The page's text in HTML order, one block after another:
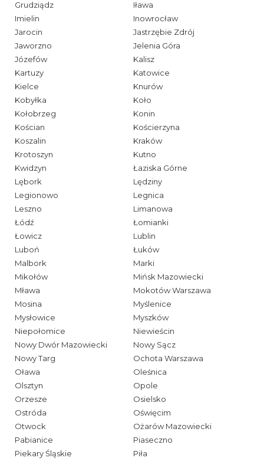
Grudziądz
Iława
Imielin
Inowrocław
Jarocin
Jastrzębie Zdrój
Jaworzno
Jelenia Góra
Józefów
Kalisz
Kartuzy
Katowice
Kielce
Knurów
Kobyłka
Koło
Kołobrzeg
Konin
Kościan
Kościerzyna
Koszalin
Kraków
Krotoszyn
Kutno
Kwidzyn
Łaziska Górne
Lębork
Lędziny
Legionowo
Legnica
Leszno
Limanowa
Łódź
Łomianki
Łowicz
Lublin
Luboń
Łuków
Malbork
Marki
Mikołów
Mińsk Mazowiecki
Mława
Mokotów Warszawa
Mosina
Myślenice
Mysłowice
Myszków
Niepołomice
Niewieścin
Nowy Dwór Mazowiecki
Nowy Sącz
Nowy Targ
Ochota Warszawa
Oława
Oleśnica
Olsztyn
Opole
Orzesze
Osielsko
Ostróda
Oświęcim
Otwock
Ożarów Mazowiecki
Pabianice
Piaseczno
Piekary Śląskie
Piła